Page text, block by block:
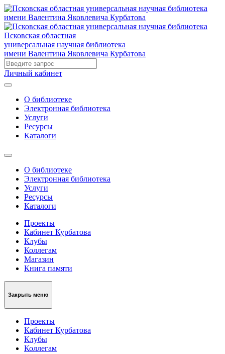
Псковская областная
универсальная научная библиотека
имени Валентина Яковлевича Курбатова
Личный кабинет
О библиотеке
Электронная библиотека
Услуги
Ресурсы
Каталоги
О библиотеке
Электронная библиотека
Услуги
Ресурсы
Каталоги
Проекты
Кабинет Курбатова
Клубы
Коллегам
Магазин
Книга памяти
Закрыть меню
Проекты
Кабинет Курбатова
Клубы
Коллегам